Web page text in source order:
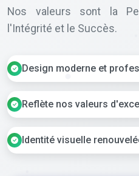
Nos valeurs sont la
l'Intégrité et le Succès.
Design moderne et
Reflète nos valeurs
Identité visuelle